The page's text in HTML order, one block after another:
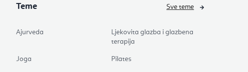
Teme
Ajurveda
Ljekovita glazba i glazbena
terapija
Joga Pilates
Sve teme